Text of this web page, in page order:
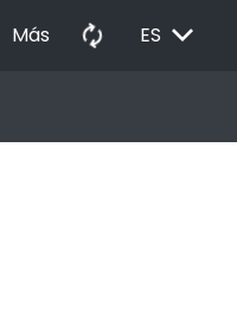
Más autorenew ES EXPAND_MORE